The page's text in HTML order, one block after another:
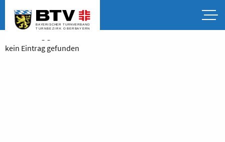
kein Eintrag gefunden